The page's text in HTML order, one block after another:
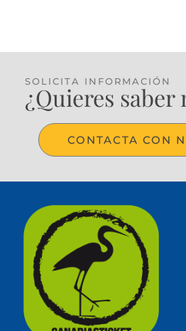
SOLICITA INFORMACIÓN
¿Quieres saber
CONTACTA CON